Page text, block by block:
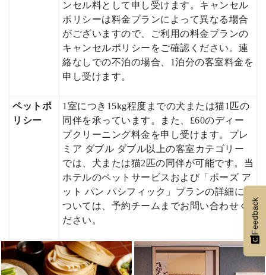
ンセル料として申し受けます。キャンセル
ポリシーは料金プランによって異なる場合
がございますので、ご利用の料金プランの
キャンセルポリシーをご確認ください。連
絡なしでの不泊の場合、1泊分の客室料金を
申し受けます。
ペットポ
リシー
1室につき15kg程度までの犬または猫1匹の
同伴を承っています。また、£60のディー
プクリーニング料金を申し受けます。プレ
ミア ダブル ダブル以上の客室カテゴリー
では、犬または猫2匹の同伴が可能です。当
ホテルのペットサービスおよび「ポーズ ア
ット パン パシフィック」プランの詳細に
ついては、予約チームまでお問い合わせく
ださい。
Feedback